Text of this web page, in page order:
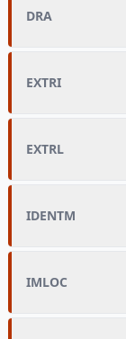
DRA
EXTRI
EXTRL
IDENTM
IMLOC